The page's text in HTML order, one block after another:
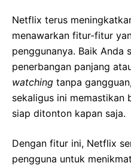
Netflix terus
menawarkan fitur-fitur
penggunanya. Baik Anda
penerbangan panjang
watching tanpa
sekaligus ini memastikan
siap ditonton kapan saja.
Dengan fitur ini, Netflix
pengguna untuk